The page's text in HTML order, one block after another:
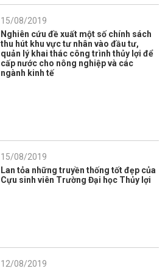
15/08/2019
Nghiên cứu đề xuất một số chính sách
thu hút khu vực tư nhân vào đầu tư,
quản lý khai thác công trình thủy lợi để
cấp nước cho nông nghiệp và các
ngành kinh tế
15/08/2019
Lan tỏa những truyền thống tốt đẹp của
Cựu sinh viên Trường Đại học Thủy lợi
12/08/2019